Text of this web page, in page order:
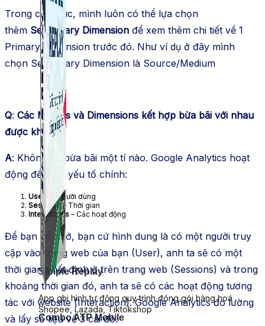
Combo ATP Mobile
Simple Replay
App ghi hình tự động quy trình đóng gói hàng hoá
Shopee, Lazada, Tiktokshop
Trong các mục, mình luôn có thể lựa chọn
thêm Secondary Dimension để xem thêm chi tiết về 1
Primary Dimension trước đó. Như ví dụ ở đây mình
chọn Secondary Dimension là Source/Medium
Q: Các Metrics và Dimensions kết hợp bừa bãi với nhau
được không?
A: Không hề bừa bãi một tí nào. Google Analytics hoạt
động để đo 3 yếu tố chính:
Users
– Người dùng
Sessions– Thời gian
Interactions – Các hoạt động
Để bạn dễ nhớ, bạn cứ hình dung là có một người truy
cập vào trang web của bạn (User), anh ta sẽ có một
thời gian nhất định ở trên trang web (Sessions) và trong
khoảng thời gian đó, anh ta sẽ có các hoạt động tương
tác với website (Interaction). Google Analytics đo lường
và lấy số liệu về 3 cái đó.